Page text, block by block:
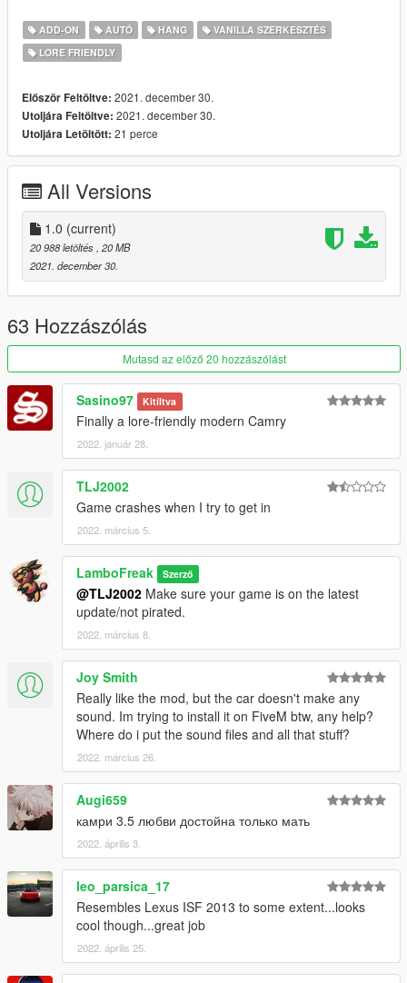
LamboFreak- modelling, porting, sounds, handling
Carrythxd- add-on
Dani02- glass shards
ADD-ON AUTÓ HANG
VANILLA SZERKESZTÉS
LORE FRIENDLY
Először Feltöltve: 2021. december 30.
Utoljára Feltöltve: 2021. december 30.
Utoljára Letöltött: 21 perce
All Versions
1.0 (current)
20 988 letöltés , 20 MB
2021. december 30.
63 Hozzászólás
Mutasd az előző 20 hozzászólást
Sasino97 Kitíltva
Finally a lore-friendly modern Camry
2022. január 28.
TLJ2002
Game crashes when I try to get in
2022. március 5.
LamboFreak Szerző
@TLJ2002 Make sure your game is on the latest
update/not pirated.
2022. március 8.
Joy Smith
Really like the mod, but the car doesn't make any
sound. Im trying to install it on FiveM btw, any help?
Where do i put the sound files and all that stuff?
2022. március 26.
Augi659
камри 3.5 любви достойна только мать
2022. április 3.
leo_parsica_17
Resembles Lexus ISF 2013 to some extent...looks
cool though...great job
2022. április 25.